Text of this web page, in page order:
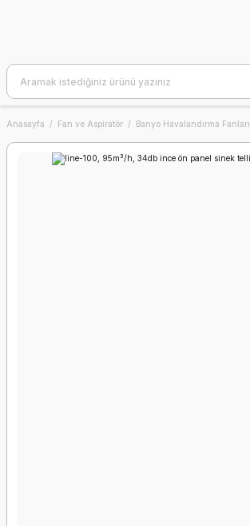
Anasayfa Fan ve Aspiratör Banyo Havalandırma Fanları